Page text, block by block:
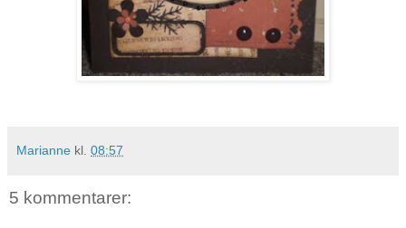
Marianne kl. 08:57
5 kommentarer: